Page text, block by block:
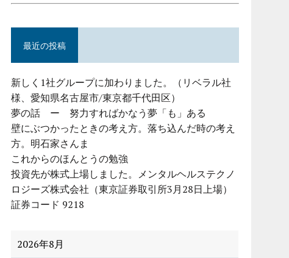
最近の投稿
新しく1社グループに加わりました。（リベラル社
様、愛知県名古屋市/東京都千代田区）
夢の話 ー 努力すればかなう夢「も」ある
壁にぶつかったときの考え方。落ち込んだ時の考え
方。明石家さんま
これからのほんとうの勉強
投資先が株式上場しました。メンタルヘルステクノ
ロジーズ株式会社（東京証券取引所3月28日上場）
証券コード 9218
2026年8月